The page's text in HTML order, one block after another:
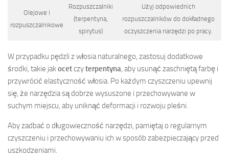
Olejowe i
rozpuszczalnikowe
Rozpuszczalniki
(terpentyna,
spirytus)
Użyj odpowiednich
rozpuszczalników do dokładnego
oczyszczenia narzędzi po pracy.
W przypadku pędzli z włosia naturalnego, zastosuj dodatkowe
środki, takie jakocetczyterpentyna, aby usunąć zaschniętą farbę i
przywrócić elastyczność włosia. Po każdym czyszczeniu upewnij
się, że narzędzia są dobrze wysuszone i przechowywane w
suchym miejscu, aby uniknąć deformacji i rozwoju pleśni.
Aby zadbać o długowieczność narzędzi, pamiętaj o regularnym
czyszczeniu i przechowywaniu ich w sposób zabezpieczający przed
uszkodzeniami.